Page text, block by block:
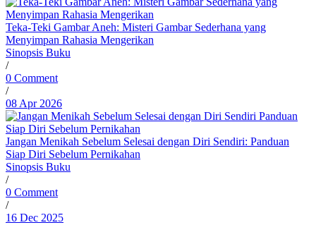
Teka-Teki Gambar Aneh: Misteri Gambar Sederhana yang
Menyimpan Rahasia Mengerikan
Sinopsis Buku
/
0 Comment
/
08 Apr 2026
Jangan Menikah Sebelum Selesai dengan Diri Sendiri: Panduan
Siap Diri Sebelum Pernikahan
Sinopsis Buku
/
0 Comment
/
16 Dec 2025